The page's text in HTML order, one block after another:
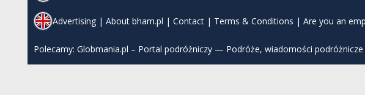
Advertising | About bham.pl | Contact | Terms & Conditions | Are you an
Polecamy: Globmania.pl – Portal podróżniczy — Podróże, wiadomości podróżnicze